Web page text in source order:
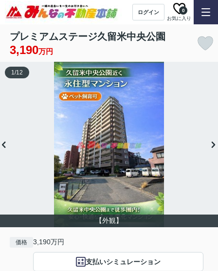
ログイン
お気に入り
0
プレミアムステージ久留米中央公園
3,190万円
【外観】
1/12
価格 3,190万円
支払いシミュレーション